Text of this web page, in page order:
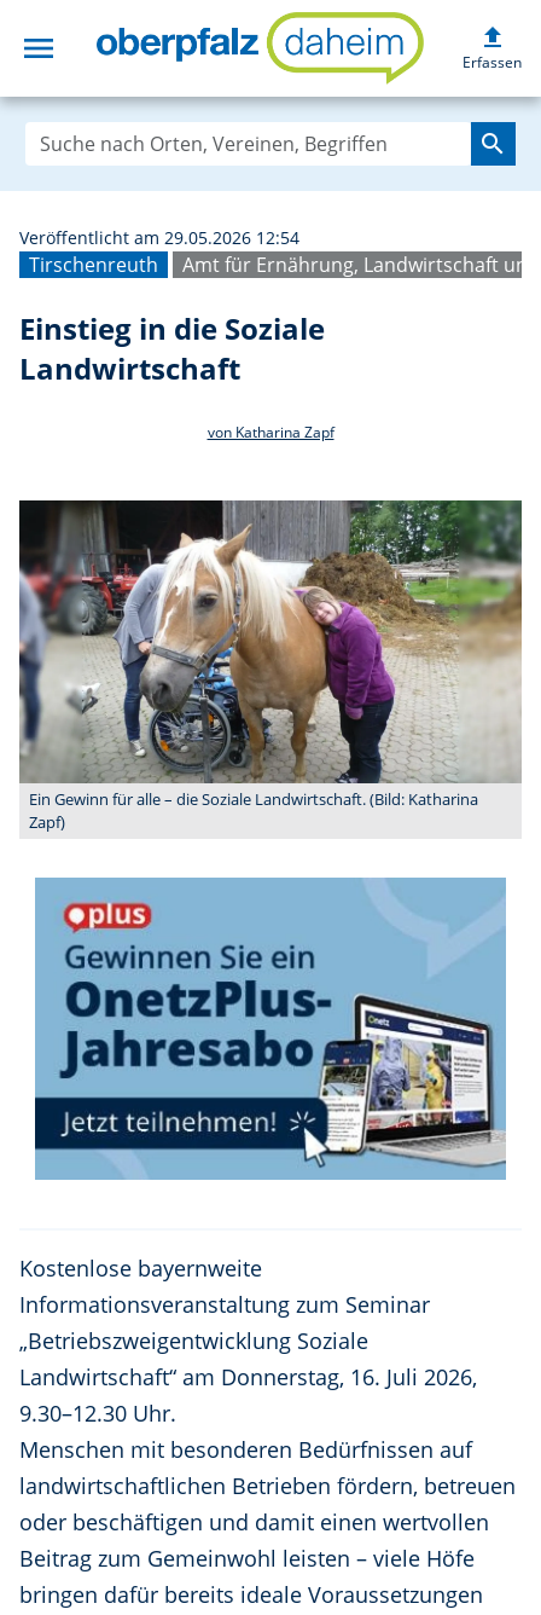
menu Einstieg in die
upload
Erfassen
search
Tirschenreuth Amt für Ernährung, Landwirtschaft
Veröffentlicht am 29.05.2026 12:54
Einstieg in die Soziale
Landwirtschaft
von Katharina Zapf
Ein Gewinn für alle – die Soziale Landwirtschaft. (Bild: Katharina
Zapf)
Kostenlose bayernweite
Informationsveranstaltung zum Seminar
„Betriebszweigentwicklung Soziale
Landwirtschaft“ am Donnerstag, 16. Juli 2026,
9.30–12.30 Uhr.
Menschen mit besonderen Bedürfnissen auf
landwirtschaftlichen Betrieben fördern, betreuen
oder beschäftigen und damit einen wertvollen
Beitrag zum Gemeinwohl leisten – viele Höfe
bringen dafür bereits ideale Voraussetzungen